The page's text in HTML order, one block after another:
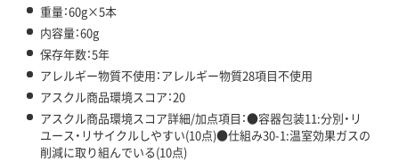
重量：60g×5本
内容量：60g
保存年数：5年
アレルギー物質不使用：アレルギー物質28項目不使用
アスクル商品環境スコア：20
アスクル商品環境スコア詳細/加点項目：●容器包装11:分別・リ
ユース・リサイクルしやすい(10点)●仕組み30-1:温室効果ガスの
削減に取り組んでいる(10点)